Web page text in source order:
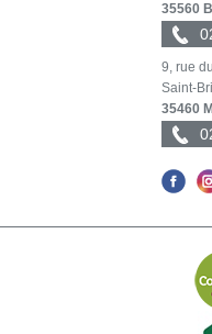
35560
9, rue
Saint-
35460